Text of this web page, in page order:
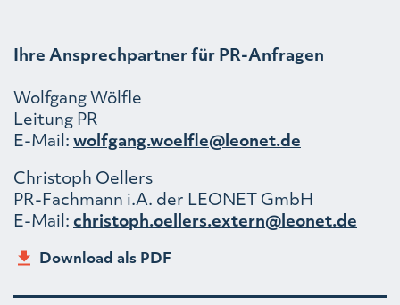
Ihre Ansprechpartner für PR-Anfragen
Wolfgang Wölfle
Leitung PR
E-Mail: wolfgang.woelfle@leonet.de
Christoph Oellers
PR-Fachmann i.A. der LEONET GmbH
E-Mail: christoph.oellers.extern@leonet.de
Download als PDF